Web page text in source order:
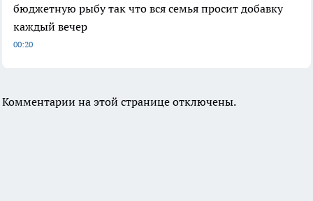
бюджетную рыбу так что вся семья просит добавку
каждый вечер
00:20
Комментарии на этой странице отключены.